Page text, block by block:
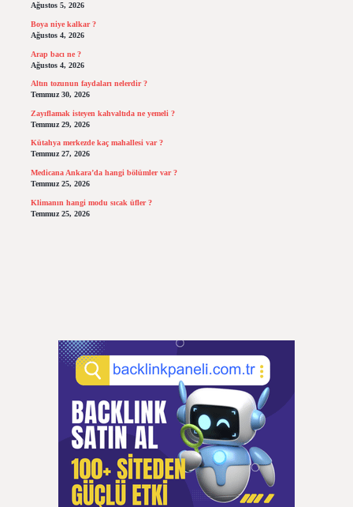
Ağustos 5, 2026
Boya niye kalkar ?
Ağustos 4, 2026
Arap bacı ne ?
Ağustos 4, 2026
Altın tozunun faydaları nelerdir ?
Temmuz 30, 2026
Zayıflamak isteyen kahvaltıda ne yemeli ?
Temmuz 29, 2026
Kütahya merkezde kaç mahallesi var ?
Temmuz 27, 2026
Medicana Ankara’da hangi bölümler var ?
Temmuz 25, 2026
Klimanın hangi modu sıcak üfler ?
Temmuz 25, 2026